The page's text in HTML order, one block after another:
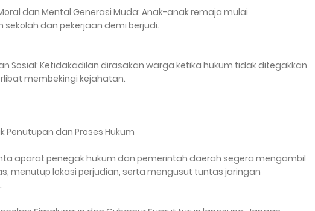
dan Mental Generasi Muda: Anak-anak remaja mulai
sekolah dan pekerjaan demi berjudi.
Sosial: Ketidakadilan dirasakan warga ketika hukum tidak ditegakkan
membekingi kejahatan.
Penutupan dan Proses Hukum
aparat penegak hukum dan pemerintah daerah segera mengambil
menutup lokasi perjudian, serta mengusut tuntas jaringan